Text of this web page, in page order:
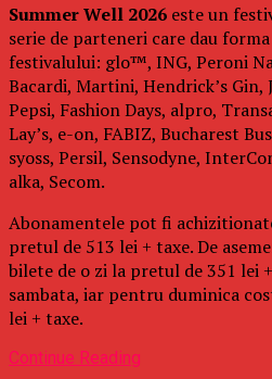
Summer Well 2026 este un
serie de parteneri care dau
festivalului: glo™, ING, Peroni
Bacardi, Martini, Hendrick’s Gin,
Pepsi, Fashion Days, alpro,
Lay’s, e-on, FABIZ, Bucharest
syoss, Persil, Sensodyne,
alka, Secom.
Abonamentele pot fi
pretul de 513 lei + taxe. De
bilete de o zi la pretul de 351 lei
sambata, iar pentru duminica
lei + taxe.
Continue Reading